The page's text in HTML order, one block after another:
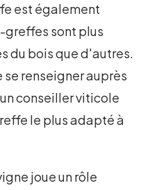
est également
sont plus
du bois que d'autres.
renseigner auprès
conseiller viticole
le plus adapté à
joue un rôle